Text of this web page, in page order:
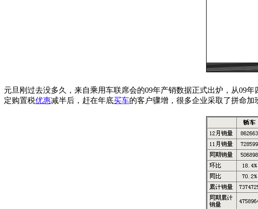
元旦刚过去没多久，来自乘用车联席会的09年产销数据正式出炉，从09
定购置税优惠减半后，赶在年底买车的客户骤增，很多企业采取了拼命加